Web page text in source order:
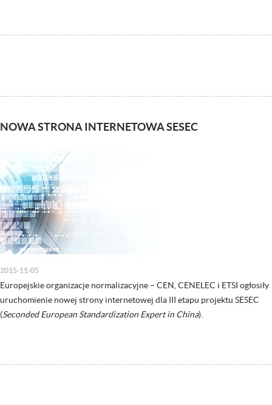
NOWA STRONA INTERNETOWA SESEC
2015-11-05
Europejskie organizacje normalizacyjne – CEN, CENELEC i ETSI ogłosiły
uruchomienie nowej strony internetowej dla III etapu projektu SESEC
(Seconded European Standardization Expert in China).